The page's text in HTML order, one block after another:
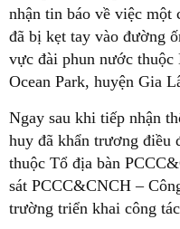
nhận tin báo về việc
đã bị kẹt tay vào đường
vực đài phun nước
Ocean Park, huyện Gia
Ngay sau khi tiếp nhận
huy đã khẩn trương
thuộc Tổ địa bàn
sát PCCC&CNCH –
trường triển khai công